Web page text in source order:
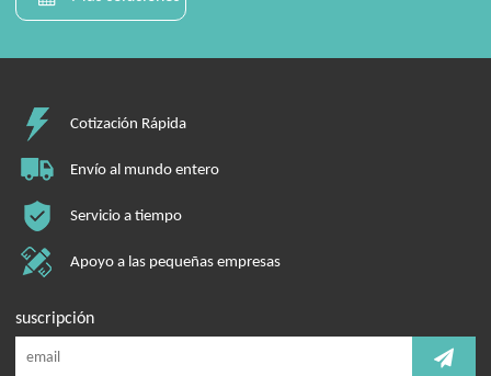
Cotización Rápida
Envío al mundo entero
Servicio a tiempo
Apoyo a las pequeñas empresas
suscripción